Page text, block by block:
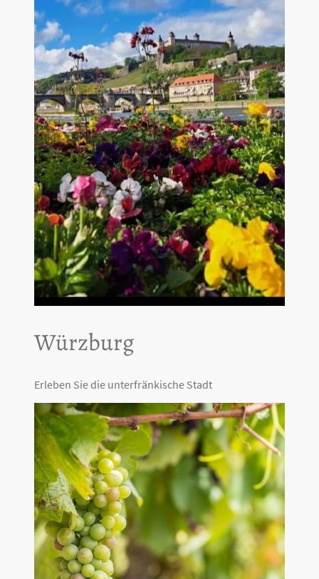
Würzburg
Erleben Sie die unterfränkische Stadt